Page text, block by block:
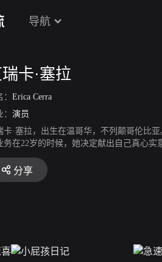
导航
卡·塞拉
Erica Cerra
演员
卡·塞拉，出生在温哥华，不列颠哥伦比
务在22岁的时候，她决定献出自己真心
艾瑞卡曾与喜欢的洛丽塔Davidovich、
；“米高梅的死像我一样”。其他
特迷人的冷艳气质与精致五官，和惹火
分享